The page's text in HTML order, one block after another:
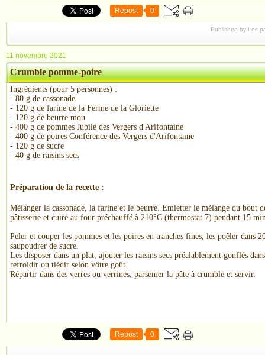
Repost 0
Published by Les
11 novembre 2021
Crumble pomme-poire
Ingrédients (pour 5 personnes) :
- 80 g de cassonade
- 120 g de farine de la Ferme de la Gloriette
- 120 g de beurre mou
- 400 g de pommes Jubilé des Vergers d'Arifontaine
- 400 g de poires Conférence des Vergers d'Arifontaine
- 120 g de sucre
- 40 g de raisins secs
Préparation de la recette :
Mélanger la cassonade, la farine et le beurre. Emietter le mélange du bout
pâtisserie et cuire au four préchauffé à 210°C (thermostat 7) pendant 15
Peler et couper les pommes et les poires en tranches fines, les poêler dans
saupoudrer de sucre.
Les disposer dans un plat, ajouter les raisins secs préalablement gonflés
refroidir ou tiédir selon vôtre goût
Répartir dans des verres ou verrines, parsemer la pâte à crumble et servir.
Repost 0